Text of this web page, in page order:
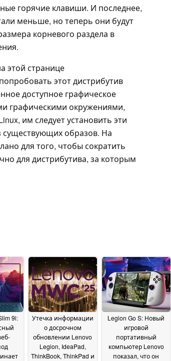
горячие клавиши. И последнее,
меньше, но теперь они будут
корневого раздела в
этой странице
этот дистрибутив
доступное графическое
графическими окружениями,
им следует установить эти
существующих образов. На
для того, чтобы сократить
для дистрибутива, за которым
9i:
Утечка информации
о досрочном
обновлении Lenovo
Legion, IdeaPad,
ThinkBook, ThinkPad и
Legion Go S: Новый
игровой
портативный
компьютер Lenovo
показал, что он